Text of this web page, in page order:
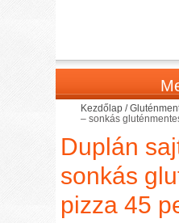
Kezdőlap /
– sonkás
Duplán
sonkás
pizza 45